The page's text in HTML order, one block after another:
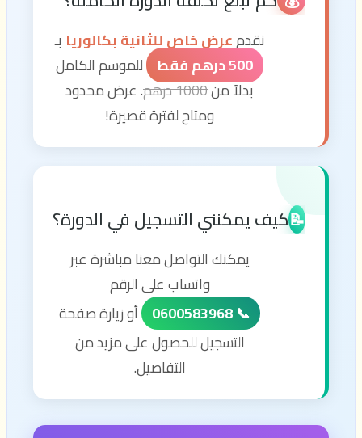
نقدمعرض خاص للثانية بكالوريا بـ
500 درهم فقط
للموسم الكامل
بدلاً من1000 درهم
. عرض محدود
ومتاح لفترة قصيرة!
📝كيف يمكنني التسجيل في الدورة؟
يمكنك التواصل معنا مباشرة عبر
واتساب على الرقم
📞 0600583968
أو زيارة صفحة
التسجيل للحصول على مزيد من
التفاصيل.